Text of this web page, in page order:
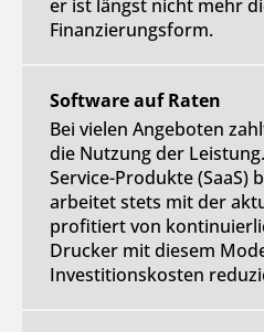
er ist längst nicht mehr
Finanzierungsform.
Software auf Raten
Bei vielen Angeboten
die Nutzung der
Service-Produkte (SaaS)
arbeitet stets mit der
profitiert von
Drucker mit diesem
Investitionskosten